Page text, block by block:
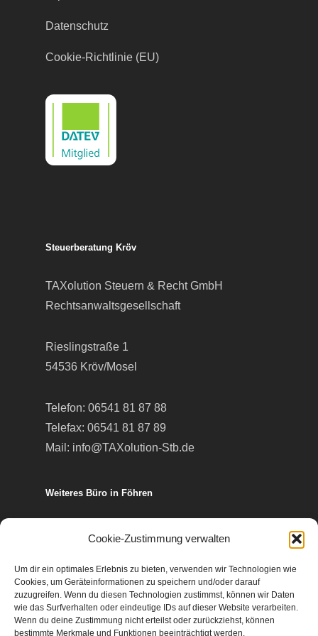
Cookie-Zustimmung verwalten
Um dir ein optimales Erlebnis zu bieten, verwenden wir Technologien wie
Cookies, um Geräteinformationen zu speichern und/oder darauf
zuzugreifen. Wenn du diesen Technologien zustimmst, können wir Daten
wie das Surfverhalten oder eindeutige IDs auf dieser Website verarbeiten.
Wenn du deine Zustimmung nicht erteilst oder zurückziehst, können
bestimmte Merkmale und Funktionen beeinträchtigt werden.
Datenschutz
Cookie-Richtlinie (EU)
Steuerberatung Kröv
TAXolution Steuern & Recht GmbH
Rechtsanwaltsgesellschaft
Rieslingstraße 1
54536 Kröv/Mosel
Telefon: 06541 81 87 88
Telefax: 06541 81 87 89
Mail: info@TAXolution-Stb.de
Weiteres Büro in Föhren
Telefon: 06502 99 95 80
Telefax: 06502 99 95 899
Mail:info@TAXolution-Stb.de